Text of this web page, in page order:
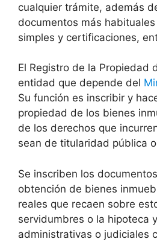
cualquier trámite, además
documentos más
simples y certificaciones,
El Registro de la Propiedad
entidad que depende del
Su función es inscribir y
propiedad de los bienes
de los derechos que
sean de titularidad pública
Se inscriben los
obtención de bienes
reales que recaen sobre
servidumbres o la hipoteca
administrativas o judiciales